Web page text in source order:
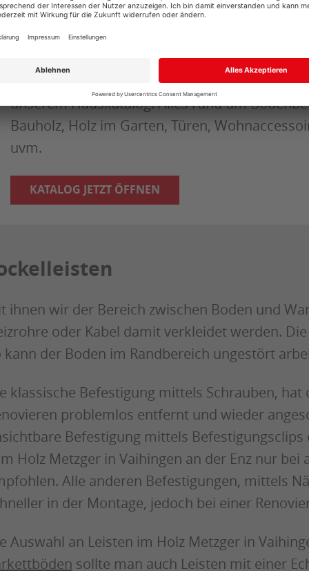
HOLZLAND METZGER
HAUSKATALOG
Entdecken Sie unser umfangreiches
unserem Hauskatalog. Alles rund um
Bauholz, Holz im Garten, Türen,
uvm.
KATALOG JETZT ÖFFNEN
ihnen wir der Bereich zwischen Boden und
oder Kabel damit verkleidet werden.
kann der Boden im Randbereich ungestört
klassische Befestigung mittels Schrauben, hat
problemlos entfernt und wieder
Befestigung mittels
Holz Metzger in Vaihingen an der Enz nur bei
Alle anderen Befestigungen, mittels
in der Montage, jedoch bei einer
Auswahl an Leisten im Holz Metzger in
sollte man auch Leisten mit einer